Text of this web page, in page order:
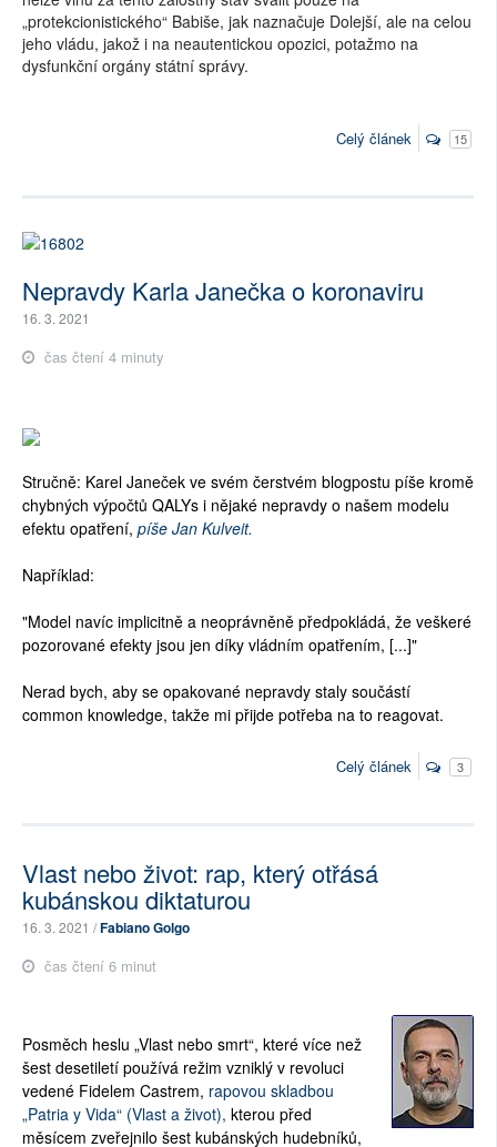
„protekcionistického“ Babiše, jak naznačuje Dolejší, ale na celou
jeho vládu, jakož i na neautentickou opozici, potažmo na
dysfunkční orgány státní správy.
Celý článek 15
Nepravdy Karla Janečka o koronaviru
16. 3. 2021
čas čtení 4 minuty
Stručně: Karel Janeček ve svém čerstvém blogpostu píše kromě
chybných výpočtů QALYs i nějaké nepravdy o našem modelu
efektu opatření, píše Jan Kulveit.
Například:
"Model navíc implicitně a neoprávněně předpokládá, že veškeré
pozorované efekty jsou jen díky vládním opatřením, [...]"
Nerad bych, aby se opakované nepravdy staly součástí
common knowledge, takže mi přijde potřeba na to reagovat.
Celý článek 3
Vlast nebo život: rap, který otřásá
kubánskou diktaturou
16. 3. 2021 /Fabiano Golgo
čas čtení 6 minut
Posměch heslu „Vlast nebo smrt“, které více než
šest desetiletí používá režim vzniklý v revoluci
vedené Fidelem Castrem, rapovou skladbou
„Patria y Vida“ (Vlast a život), kterou před
měsícem zveřejnilo šest kubánských hudebníků,